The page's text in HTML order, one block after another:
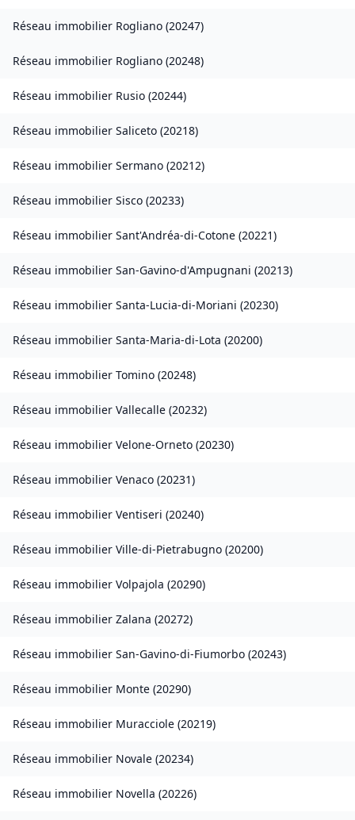
Réseau immobilier Rogliano (20247)
Réseau immobilier Rogliano (20248)
Réseau immobilier Rusio (20244)
Réseau immobilier Saliceto (20218)
Réseau immobilier Sermano (20212)
Réseau immobilier Sisco (20233)
Réseau immobilier Sant'Andréa-di-Cotone (20221)
Réseau immobilier San-Gavino-d'Ampugnani (20213)
Réseau immobilier Santa-Lucia-di-Moriani (20230)
Réseau immobilier Santa-Maria-di-Lota (20200)
Réseau immobilier Tomino (20248)
Réseau immobilier Vallecalle (20232)
Réseau immobilier Velone-Orneto (20230)
Réseau immobilier Venaco (20231)
Réseau immobilier Ventiseri (20240)
Réseau immobilier Ville-di-Pietrabugno (20200)
Réseau immobilier Volpajola (20290)
Réseau immobilier Zalana (20272)
Réseau immobilier San-Gavino-di-Fiumorbo (20243)
Réseau immobilier Monte (20290)
Réseau immobilier Muracciole (20219)
Réseau immobilier Novale (20234)
Réseau immobilier Novella (20226)